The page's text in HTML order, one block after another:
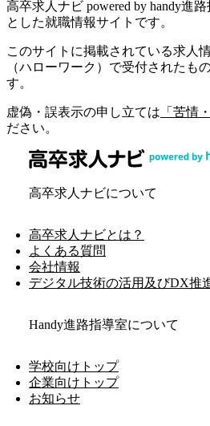
高卒求人ナビ powered by handy進
とした就職情報サイトです。
このサイトに掲載されている求人
（ハローワーク）で受付されたも
す。
虚偽・誤表示の申し立ては 「苦情
ださい。
高卒求人ナビについて
高卒求人ナビとは？
よくある質問
会社情報
デジタル技術の活用及びDX推
Handy進路指導室について
学校向けトップ
企業向けトップ
お知らせ